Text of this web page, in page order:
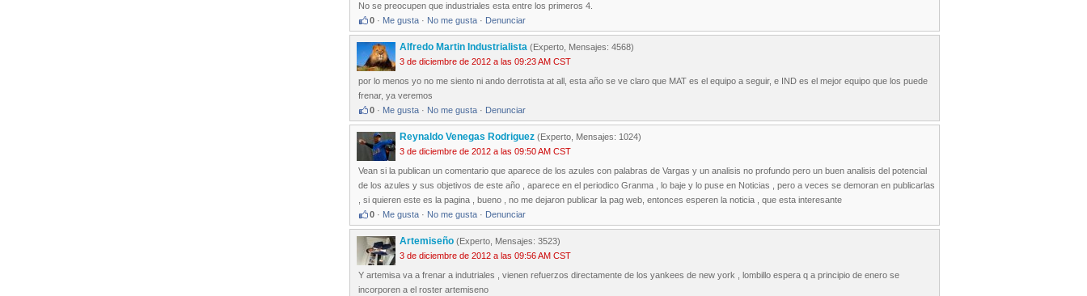
No se preocupen que industriales esta entre los primeros 4.
0 · Me gusta · No me gusta · Denunciar
Alfredo Martin Industrialista (Experto, Mensajes: 4568)
3 de diciembre de 2012 a las 09:23 AM CST
por lo menos yo no me siento ni ando derrotista at all, esta año se ve claro que MAT es el equipo a seguir, e IND es el mejor equipo que los puede
frenar, ya veremos
0 · Me gusta · No me gusta · Denunciar
Reynaldo Venegas Rodriguez (Experto, Mensajes: 1024)
3 de diciembre de 2012 a las 09:50 AM CST
Vean si la publican un comentario que aparece de los azules con palabras de Vargas y un analisis no profundo pero un buen analisis del potencial
de los azules y sus objetivos de este año , aparece en el periodico Granma , lo baje y lo puse en Noticias , pero a veces se demoran en publicarlas
, si quieren este es la pagina , bueno , no me dejaron publicar la pag web, entonces esperen la noticia , que esta interesante
0 · Me gusta · No me gusta · Denunciar
Artemiseño (Experto, Mensajes: 3523)
3 de diciembre de 2012 a las 09:56 AM CST
Y artemisa va a frenar a indutriales , vienen refuerzos directamente de los yankees de new york , lombillo espera q a principio de enero se
incorporen a el roster artemiseno